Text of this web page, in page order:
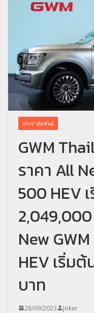
ประชาสัมพันธ์
GWM
ราคา All
500 HEV
New
HEV เริ่ม
บาท
28/09/2023 Joker